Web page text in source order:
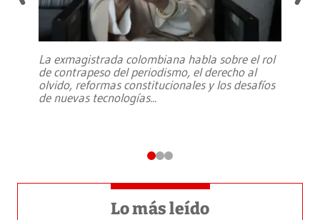
La exmagistrada colombiana habla sobre el rol
de contrapeso del periodismo, el derecho al
olvido, reformas constitucionales y los desafíos
de nuevas tecnologías...
Lo más leído